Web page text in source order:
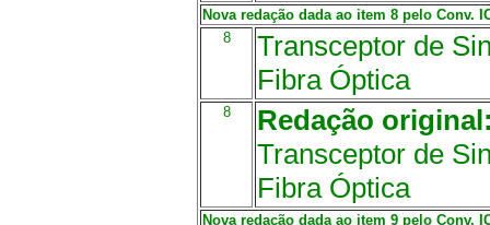
Nova redação dada ao item 8 pelo Conv.
8
Transceptor de
Fibra Óptica
8
Redação
Transceptor de
Fibra Óptica
Nova redação dada ao item 9 pelo Conv.